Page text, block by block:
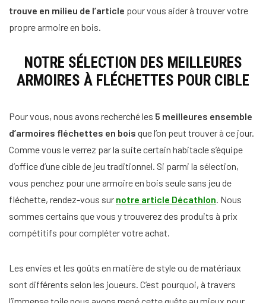
trouve en milieu de l’article pour vous aider à trouver votre
propre armoire en bois.
NOTRE SÉLECTION DES MEILLEURES
ARMOIRES À FLÉCHETTES POUR CIBLE
Pour vous, nous avons recherché les 5 meilleures ensemble
d’armoires fléchettes en bois que l’on peut trouver à ce jour.
Comme vous le verrez par la suite certain habitacle s’équipe
d’office d’une cible de jeu traditionnel. Si parmi la sélection,
vous penchez pour une armoire en bois seule sans jeu de
fléchette, rendez-vous sur notre article Décathlon. Nous
sommes certains que vous y trouverez des produits à prix
compétitifs pour compléter votre achat.
Les envies et les goûts en matière de style ou de matériaux
sont différents selon les joueurs. C’est pourquoi, à travers